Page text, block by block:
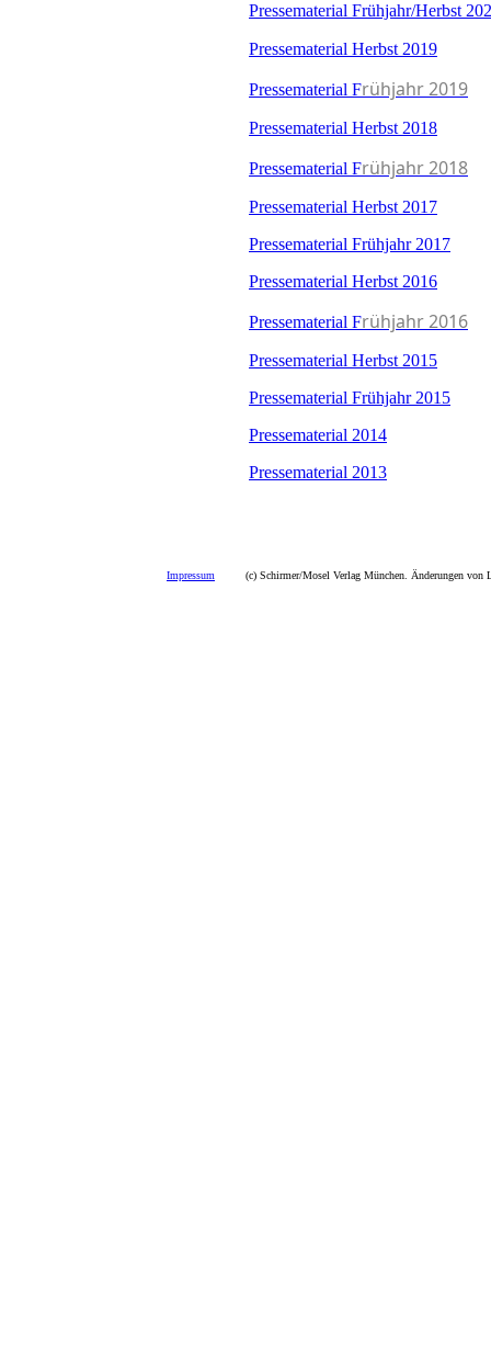
Pressematerial Frühjahr/Herbst 202
Pressematerial Herbst 2019
Pressematerial Frühjahr 2019
Pressematerial Herbst 2018
Pressematerial Frühjahr 2018
Pressematerial Herbst 2017
Pressematerial Frühjahr 2017
Pressematerial Herbst 2016
Pressematerial Frühjahr 2016
Pressematerial Herbst 2015
Pressematerial Frühjahr 2015
Pressematerial 2014
Pressematerial 2013
Impressum (c) Schirmer/Mosel Verlag München. Änderungen von